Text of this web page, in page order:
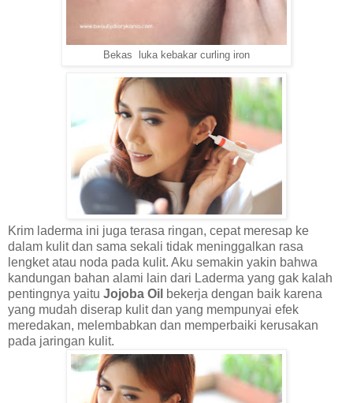
Bekas luka kebakar curling iron
Krim laderma ini juga terasa ringan, cepat meresap ke
dalam kulit dan sama sekali tidak meninggalkan rasa
lengket atau noda pada kulit. Aku semakin yakin bahwa
kandungan bahan alami lain dari Laderma yang gak kalah
pentingnya yaitu Jojoba Oil bekerja dengan baik karena
yang mudah diserap kulit dan yang mempunyai efek
meredakan, melembabkan dan memperbaiki kerusakan
pada jaringan kulit.